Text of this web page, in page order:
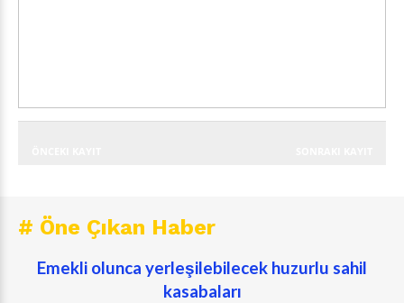
# Öne Çıkan Haber
Emekli olunca yerleşilebilecek huzurlu sahil
kasabaları